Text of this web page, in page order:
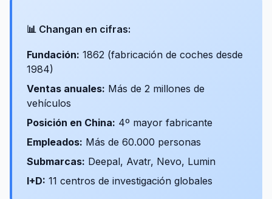
📊 Changan en cifras:
Fundación: 1862 (fabricación de coches desde
1984)
Ventas anuales: Más de 2 millones de
vehículos
Posición en China: 4º mayor fabricante
Empleados: Más de 60.000 personas
Submarcas: Deepal, Avatr, Nevo, Lumin
I+D: 11 centros de investigación globales